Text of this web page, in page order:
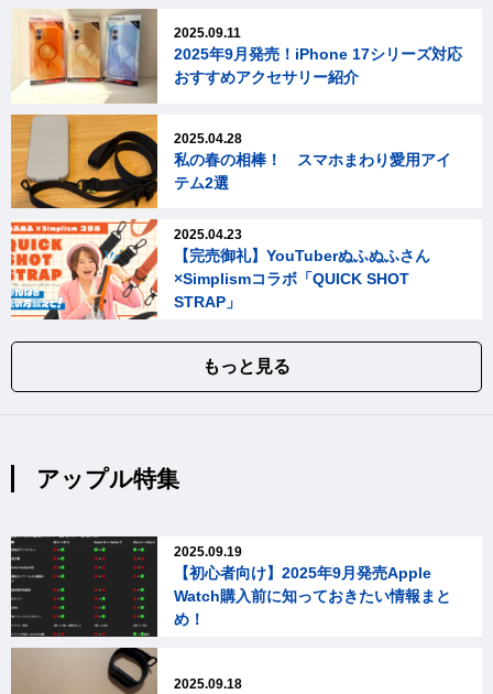
2025.09.11
2025年9月発売！iPhone 17シリーズ対応
おすすめアクセサリー紹介
2025.04.28
私の春の相棒！ スマホまわり愛用アイ
テム2選
2025.04.23
【完売御礼】YouTuberぬふぬふさん
×Simplismコラボ「QUICK SHOT
STRAP」
もっと見る
アップル特集
2025.09.19
【初心者向け】2025年9月発売Apple
Watch購入前に知っておきたい情報まと
め！
2025.09.18